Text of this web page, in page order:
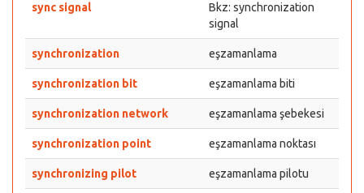
sync signal
Bkz: synchronization
signal
synchronization eşzamanlama
synchronization bit eşzamanlama biti
synchronization network eşzamanlama şebekesi
synchronization point eşzamanlama noktası
synchronizing pilot eşzamanlama pilotu